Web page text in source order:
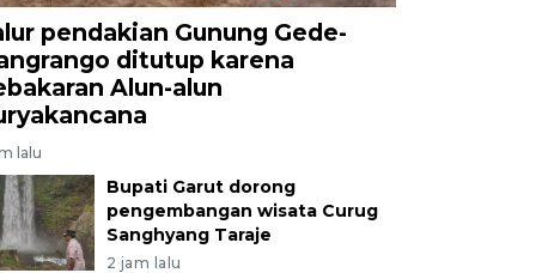
pendakian Gunung Gede-
ditutup karena
Alun-alun
lalu
Bupati Garut dorong
pengembangan wisata Curug
Sanghyang Taraje
2 jam lalu